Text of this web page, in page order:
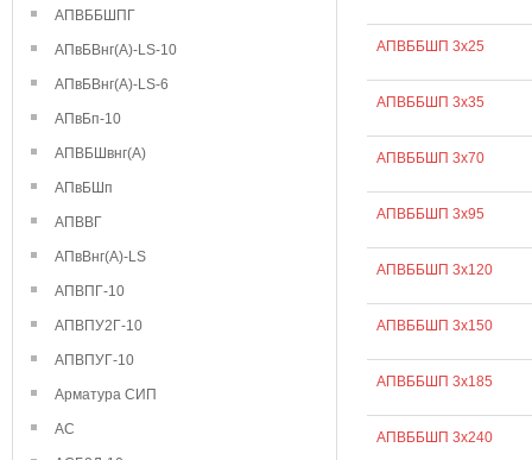
АПВББШПГ
АПвБВнг(А)-LS-10
АПвБВнг(А)-LS-6
АПвБп-10
АПВБШвнг(А)
АПвБШп
АПВВГ
АПвВнг(А)-LS
АПВПГ-10
АПВПУ2Г-10
АПВПУГ-10
Арматура СИП
АС
АПВББШП 3х25
АПВББШП 3х35
АПВББШП 3х70
АПВББШП 3х95
АПВББШП 3х120
АПВББШП 3х150
АПВББШП 3х185
АПВББШП 3х240